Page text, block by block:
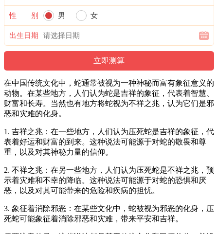
性 别 男 女
出生日期
在中国传统文化中，蛇通常被视为一种神秘而富有象征意义的
动物。在某些地方，人们认为蛇是吉祥的象征，代表着智慧、
财富和长寿。当然也有地方将蛇视为不祥之兆，认为它们是邪
恶和灾难的化身。
1. 吉祥之兆：在一些地方，人们认为压死蛇是吉祥的象征，代
表着好运和财富的到来。这种说法可能源于对蛇的敬畏和尊
重，以及对其神秘力量的信仰。
2. 不祥之兆：在另一些地方，人们认为压死蛇是不祥之兆，预
示着灾难和不幸的降临。这种说法可能源于对蛇的恐惧和厌
恶，以及对其可能带来的危险和疾病的担忧。
3. 象征着消除邪恶：在某些文化中，蛇被视为邪恶的化身，压
死蛇可能象征着消除邪恶和灾难，带来平安和吉祥。